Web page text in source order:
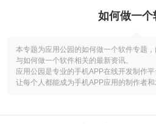
如何做一个
本专题为应用公园的如何做一个软件专题
与如何做一个软件相关的最新资讯。
应用公园是专业的手机APP在线开发制作
让每个人都能成为手机APP应用的制作者和